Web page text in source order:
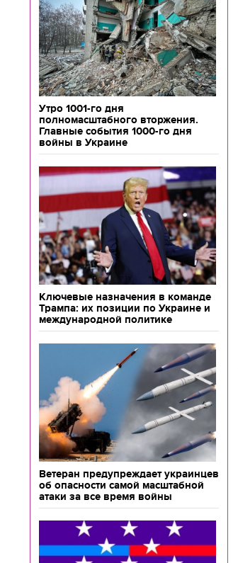
Утро 1001-го дня
полномасштабного вторжения.
Главные события 1000-го дня
войны в Украине
Ключевые назначения в команде
Трампа: их позиции по Украине и
международной политике
Ветеран предупреждает украинцев
об опасности самой масштабной
атаки за все время войны